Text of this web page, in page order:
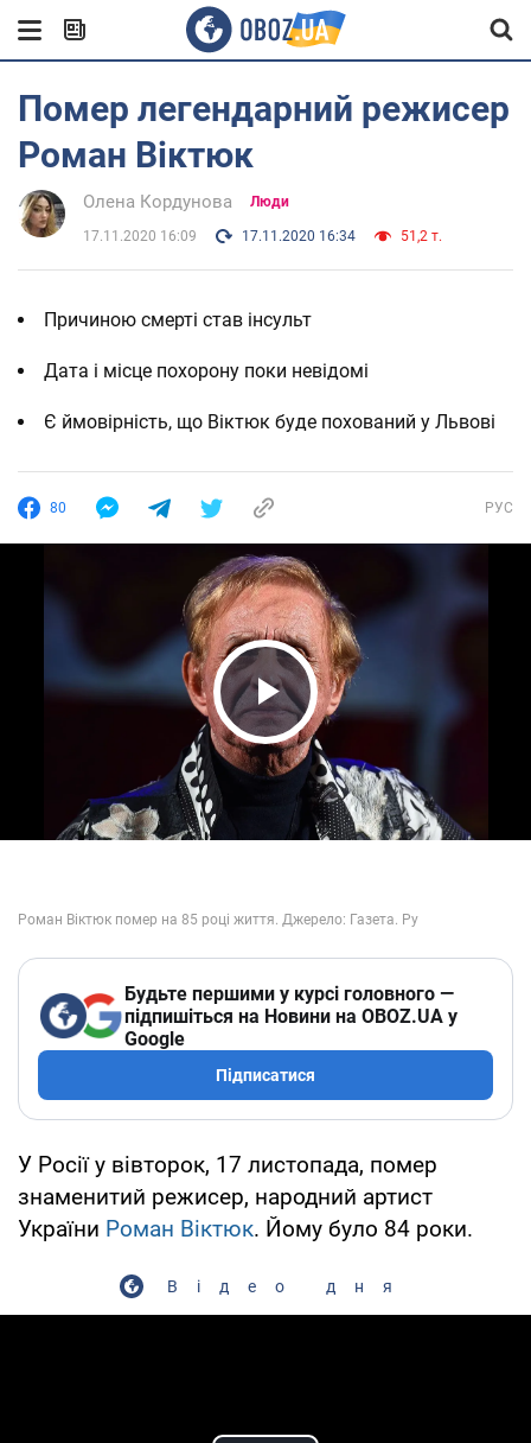
Помер легендарний режисер
Роман Віктюк
Олена Кордунова Люди
17.11.2020 16:09 17.11.2020 16:34 51,2 т.
Причиною смерті став інсульт
Дата і місце похорону поки невідомі
Є ймовірність, що Віктюк буде похований у Львові
80 РУС
Play Video
Будьте першими у курсі головного —
підпишіться на Новини на OBOZ.UA у
Google
Підписатися
У Росії у вівторок, 17 листопада, помер
знаменитий режисер, народний артист
України Роман Віктюк. Йому було 84 роки.
Відео дня